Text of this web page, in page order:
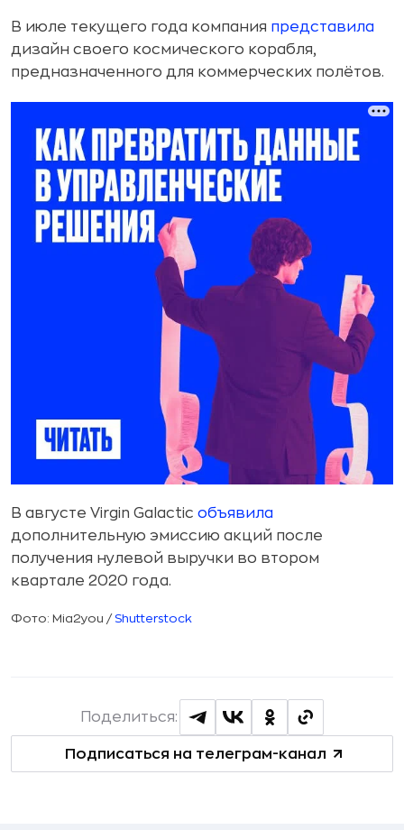
В июле текущего года компания представила
дизайн своего космического корабля,
предназначенного для коммерческих полётов.
В августе Virgin Galactic объявила
дополнительную эмиссию акций после
получения нулевой выручки во втором
квартале 2020 года.
Фото: Mia2you / Shutterstock
Подписаться на телеграм-канал
Поделиться: